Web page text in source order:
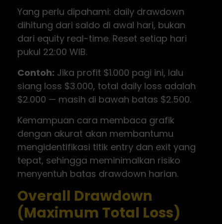
Yang perlu dipahami: daily drawdown
dihitung dari saldo di awal hari, bukan
dari equity real-time. Reset setiap hari
pukul 22:00 WIB.
Contoh: Jika profit $1.000 pagi ini, lalu
siang loss $3.000, total daily loss adalah
$2.000 — masih di bawah batas $2.500.
Kemampuan cara membaca grafik
dengan akurat akan membantumu
mengidentifikasi titik entry dan exit yang
tepat, sehingga meminimalkan risiko
menyentuh batas drawdown harian.
Overall Drawdown
(Maximum Total Loss)